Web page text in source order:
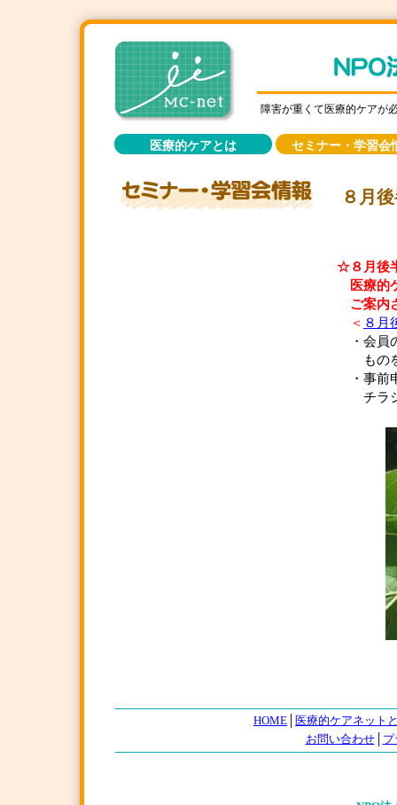
障害が重くて医療的ケアが
医療的ケアとは セミナー・学習会
８月
☆８月後
医療的
ご案内
＜ ８月
・会員
ものを
・事前
チラシ
HOME
医療的ケアネット
お問い合わせ│ プ